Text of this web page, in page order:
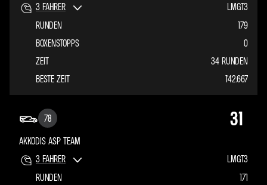
3 FAHRER
LMGT3
179
34 RUNDEN
0
1'42.667
RUNDEN
BOXENSTOPPS
ZEIT
BESTE ZEIT
31
78
3 FAHRER
AKKODIS ASP TEAM
LMGT3
171
RUNDEN